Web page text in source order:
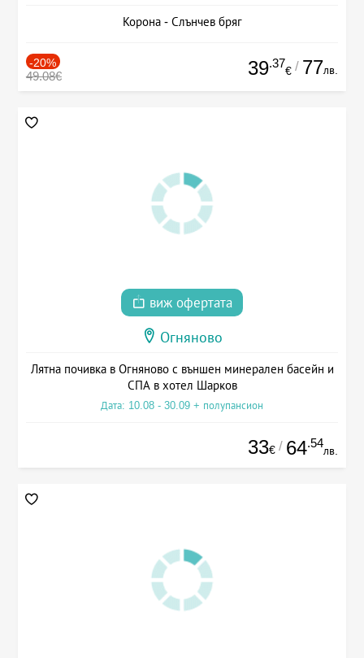
Корона - Слънчев бряг
-20%
49.08€ 39.37
€ / 77лв.
виж офертата
Огняново
Лятна почивка в Огняново с външен минерален басейн и
СПА в хотел Шарков
Дата: 10.08 - 30.09 + полупансион
33€ / 64.54
лв.